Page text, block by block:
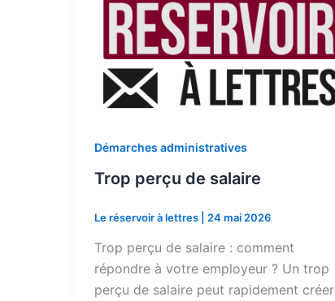
Démarches administratives
Trop perçu de salaire
Le réservoir à lettres 24 mai 2026
Trop perçu de salaire : comment
répondre à votre employeur ? Un trop
perçu de salaire peut rapidement créer